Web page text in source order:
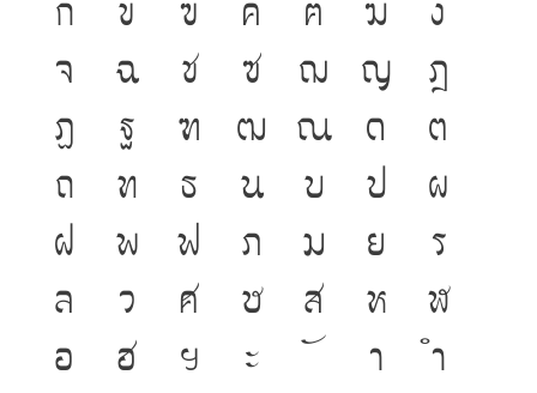
จ ฉ ช ซ ฌ ญ ฎ
ฏ ฐ ฑ ฒ ณ ด ต
ถ ท ธ น บ ป ผ
ฝ พ ฟ ภ ม ย ร
ล ว ศ ษ ส ห ฬ
อ ฮ ฯ ะ า ำ